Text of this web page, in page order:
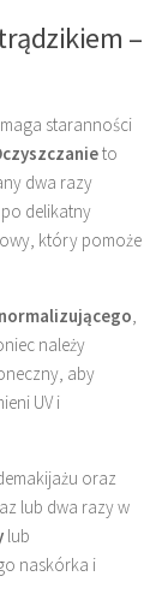
–
staranności
to
dwa razy
delikatny
który pomoże
,
należy
aby
UV i
oraz
lub dwa razy w
lub
naskórka i